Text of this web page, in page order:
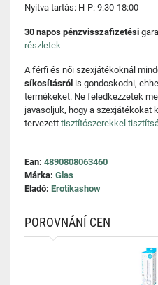
Nyitva tartás: H-P: 9:30-18:00
30 napos pénzvisszafizetési
részletek
A férfi és női szexjátékoknál
síkosításról is gondoskodni,
termékeket. Ne feledkezzetek
javasoljuk, hogy a szexjátékokat
tervezett tisztítószerekkel
Ean: 4890808063460
Márka: Glas
Eladó: Erotikashow
POROVNÁNÍ CEN